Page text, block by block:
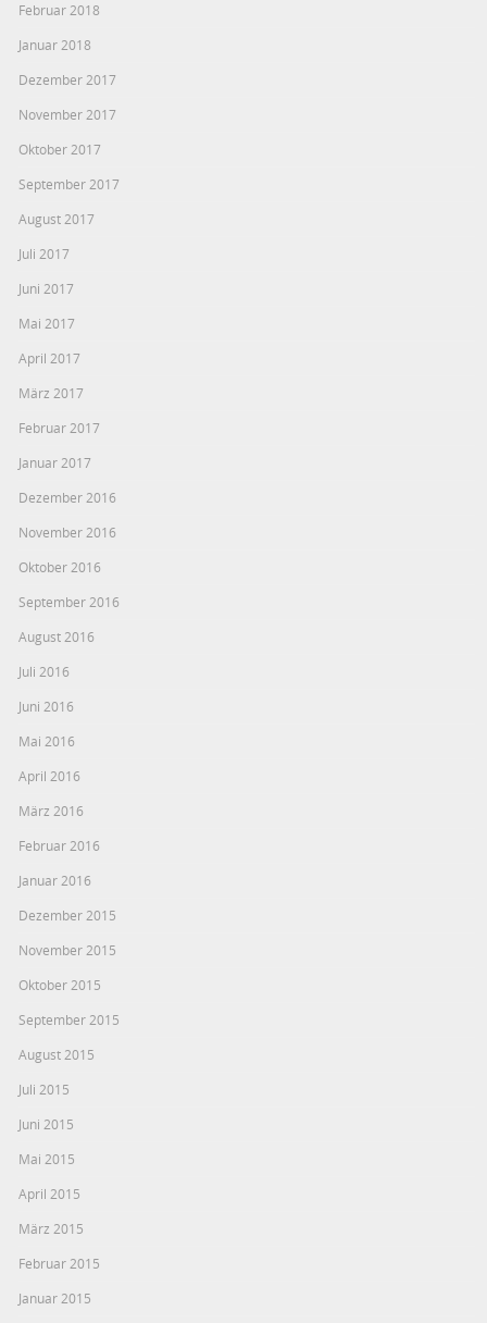
Februar 2018
Januar 2018
Dezember 2017
November 2017
Oktober 2017
September 2017
August 2017
Juli 2017
Juni 2017
Mai 2017
April 2017
März 2017
Februar 2017
Januar 2017
Dezember 2016
November 2016
Oktober 2016
September 2016
August 2016
Juli 2016
Juni 2016
Mai 2016
April 2016
März 2016
Februar 2016
Januar 2016
Dezember 2015
November 2015
Oktober 2015
September 2015
August 2015
Juli 2015
Juni 2015
Mai 2015
April 2015
März 2015
Februar 2015
Januar 2015